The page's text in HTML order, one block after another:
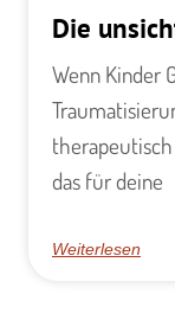
Die
Wenn Kinder
das für deine
Weiterlesen